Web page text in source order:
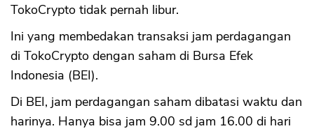
TokoCrypto tidak pernah libur.
Ini yang membedakan transaksi jam perdagangan
di TokoCrypto dengan saham di Bursa Efek
Indonesia (BEI).
Di BEI, jam perdagangan saham dibatasi waktu dan
harinya. Hanya bisa jam 9.00 sd jam 16.00 di hari